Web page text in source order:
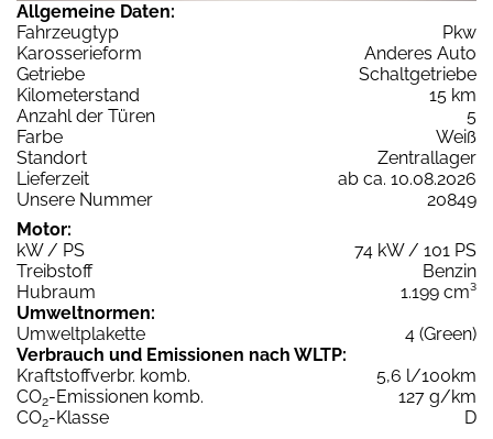
Allgemeine Daten:
Fahrzeugtyp
Pkw
Karosserieform
Anderes Auto
Getriebe
Schaltgetriebe
Kilometerstand
15 km
Anzahl der Türen
5
Farbe
Weiß
Standort
Zentrallager
Lieferzeit
ab ca. 10.08.2026
Unsere Nummer
20849
Motor:
kW / PS
74 kW / 101 PS
Treibstoff
Benzin
Hubraum
1.199 cm³
Umweltnormen:
Umweltplakette
4 (Green)
Verbrauch und Emissionen nach WLTP:
Kraftstoffverbr. komb.
5,6 l/100km
CO2-Emissionen komb.
127 g/km
CO2-Klasse
D